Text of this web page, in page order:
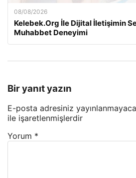
08/08/2026
Kelebek.Org İle Dijital İletişimin
Muhabbet Deneyimi
Bir yanıt yazın
E-posta adresiniz
ile işaretlenmişlerdir
Yorum *